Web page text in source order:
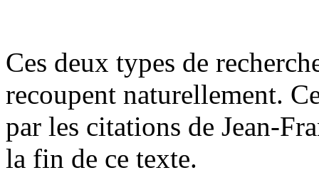
Ces deux types de
recoupent naturellement.
par les citations de Jean-
la fin de ce texte.